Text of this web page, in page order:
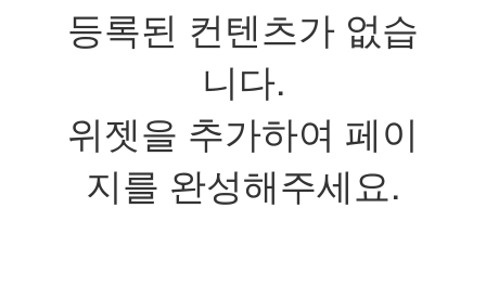
등록된 컨텐츠가 없습
니다.
위젯을 추가하여 페이
지를 완성해주세요.